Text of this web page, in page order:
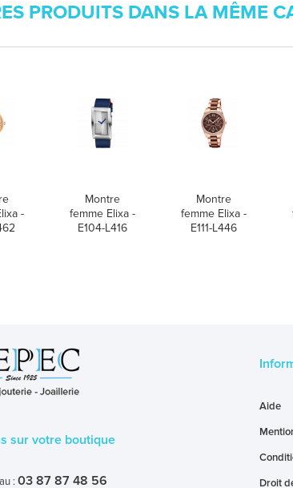
PRODUITS DANS LA MÊME
-
Montre
femme Elixa -
E104-L416
Montre
femme Elixa -
E111-L446
sur votre boutique
: 03 87 87 48 56
Aide
Droit